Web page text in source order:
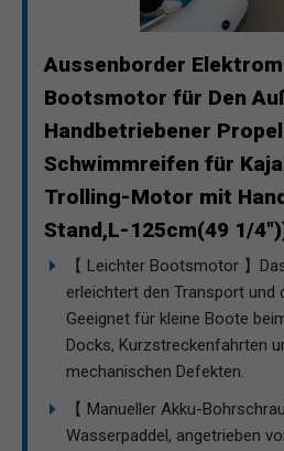
Aussenborder
Bootsmotor für Den
Handbetriebener
Schwimmreifen für
Trolling-Motor mit
Stand,L-125cm(49 1/
【 Leichter Bootsmotor 】
erleichtert den Transport und
Geeignet für kleine Boote
Docks, Kurzstreckenfahrten
mechanischen Defekten.
【 Manueller Akku-
Wasserpaddel, angetrieben